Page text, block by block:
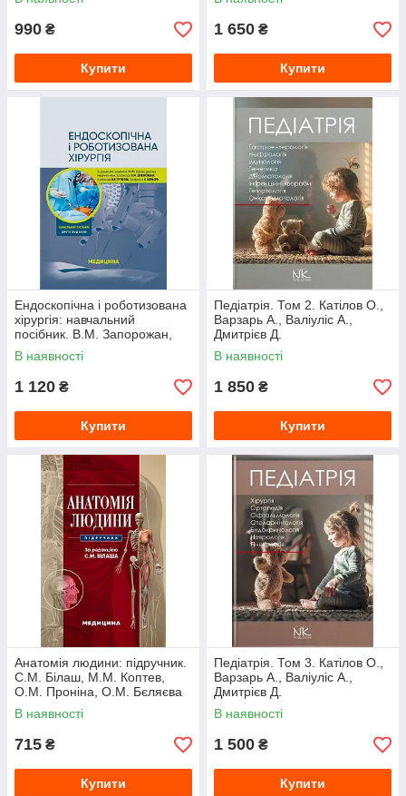
990 ₴
Купити
1 650 ₴
Купити
Ендоскопічна і роботизована
хірургія: навчальний
посібник. В.М. Запорожан,
В.В. Грубнік, Яп Боньєр та ін.
2-е видання
В наявності
1 120 ₴
Купити
Педіатрія. Том 2. Катілов О.,
Варзарь А., Валіуліс А.,
Дмитрієв Д.
В наявності
1 850 ₴
Купити
Анатомія людини: підручник.
С.М. Білаш, М.М. Коптев,
О.М. Проніна, О.М. Бєляєва
та ін.
В наявності
715 ₴
Купити
Педіатрія. Том 3. Катілов О.,
Варзарь А., Валіуліс А.,
Дмитрієв Д.
В наявності
1 500 ₴
Купити